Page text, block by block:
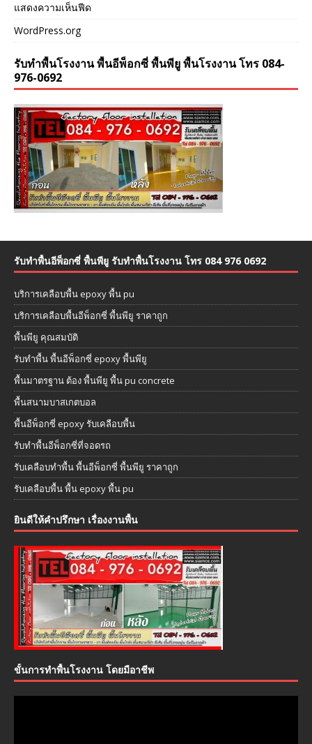
แสดงความเห็นฟีด
WordPress.org
รับทำพื้นโรงงาน พื้นอีพ็อกซี่ พื้นพียู พื้นโรงงาน โทร 084-
976-0692
รับทำพื้นอีพ็อกซี่ พื้นพียู รับทำพื้นโรงงาน โทร 084 976 0692
บริการเคลือบพื้น epoxy พื้น pu
บริการเคลือบพื้นอีพ็อกซี่ พื้นพียู ราคาถูก
พื้นพียู คุณสมบัติ
รับทำพื้น พื้นอีพ็อกซี่ epoxy พื้นพียู
พื้นมาตรฐาน ต้อง พื้นพียู พื้น pu concrete
พื้นสนามบาสเกตบอล
พื้นอีพ็อกซี่ epoxy รับเคลือบพื้น
รับทำพื้นอีพ็อกซี่ที่จอดรถ
รับเคลือบทำพื้น พื้นอีพ็อกซี่ พื้นพียู ราคาถูก
รับเคลือบพื้น พื้น epoxy พื้น pu
ยินดีให้คำปรึกษา เรื่องงานพื้น
ขั้นการทำพื้นโรงงาน โดยมือาชีพ